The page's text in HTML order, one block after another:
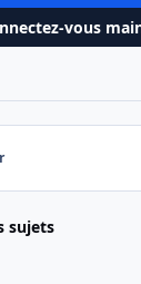
vous
sujets